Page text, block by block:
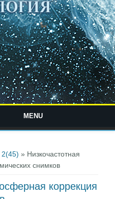
MENU
» Низкочастотная
снимков
коррекция